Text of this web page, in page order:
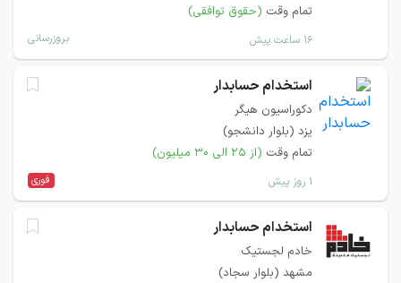
تمام وقت (حقوق توافقی)
۱۶ ساعت پیش بروزرسانی
استخدام حسابدار
دکوراسیون هیگر
یزد (بلوار دانشجو)
تمام وقت (از ۲۵ الی ۳۰ میلیون)
۱ روز پیش فوری
استخدام حسابدار
خادم لجستیک
مشهد (بلوار سجاد)